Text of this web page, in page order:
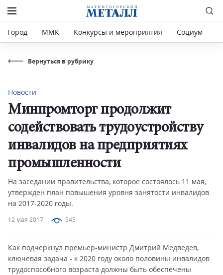
Город ММК Конкурсы и мероприятия Социум
Вернуться в рубрику
12 мая 2017 545
Новости
Минпромторг продолжит
содействовать трудоустройству
инвалидов на предприятиях
промышленности
На заседании правительства, которое состоялось 11 мая,
утвержден план повышения уровня занятости инвалидов
на 2017-2020 годы.
Как подчеркнул премьер-министр Дмитрий Медведев,
ключевая задача - к 2020 году около половины инвалидов
трудоспособного возраста должны быть обеспечены